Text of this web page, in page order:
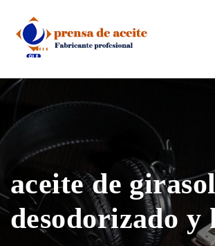
content
aceite de
desodorizado y